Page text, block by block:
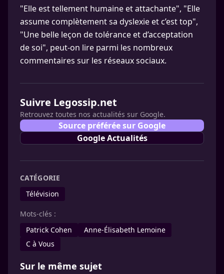
"Elle est tellement humaine et attachante", "Elle
assume complètement sa dyslexie et c’est top",
"Une belle leçon de tolérance et d’acceptation
de soi", peut-on lire parmi les nombreux
commentaires sur les réseaux sociaux.
Suivre Legossip.net
Retrouvez toutes nos actualités sur Google.
Source préférée sur Google
Google Actualités
CATÉGORIE
Télévision
Mots-clés :
Patrick Cohen
Anne-Élisabeth Lemoine
C à Vous
Sur le même sujet